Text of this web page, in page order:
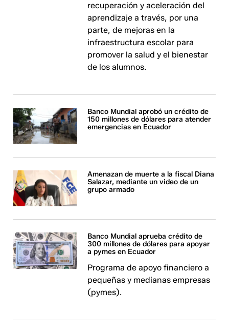
recuperación y aceleración del
aprendizaje a través, por una
parte, de mejoras en la
infraestructura escolar para
promover la salud y el bienestar
de los alumnos.
Banco Mundial aprobó un crédito de
150 millones de dólares para atender
emergencias en Ecuador
Amenazan de muerte a la fiscal Diana
Salazar, mediante un video de un
grupo armado
Banco Mundial aprueba crédito de
300 millones de dólares para apoyar
a pymes en Ecuador
Programa de apoyo financiero a
pequeñas y medianas empresas
(pymes).